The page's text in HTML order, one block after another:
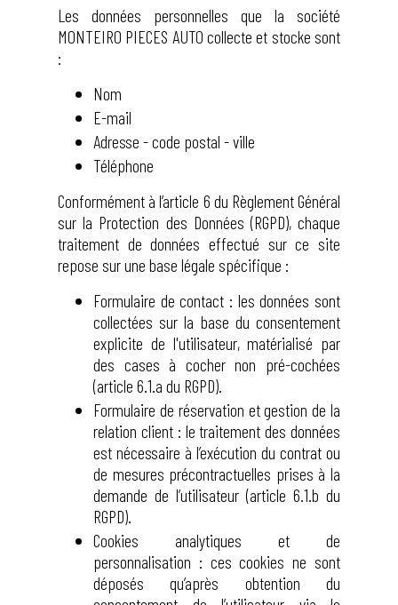
Les données personnelles que la société
MONTEIRO PIECES AUTO collecte et stocke sont
:
Nom
E-mail
Adresse - code postal - ville
Téléphone
Conformément à l’article 6 du Règlement Général
sur la Protection des Données (RGPD), chaque
traitement de données effectué sur ce site
repose sur une base légale spécifique :
Formulaire de contact : les données sont
collectées sur la base du consentement
explicite de l'utilisateur, matérialisé par
des cases à cocher non pré-cochées
(article 6.1.a du RGPD).
Formulaire de réservation et gestion de la
relation client : le traitement des données
est nécessaire à l’exécution du contrat ou
de mesures précontractuelles prises à la
demande de l’utilisateur (article 6.1.b du
RGPD).
Cookies analytiques et de
personnalisation : ces cookies ne sont
déposés qu’après obtention du